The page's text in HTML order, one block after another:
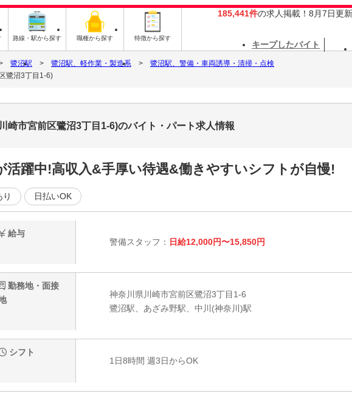
路線・駅から探す 職種から探す 特徴から探す
185,441件の求人掲載！8月7日更新
キープしたバイト
鷺沼駅 鷺沼駅、軽作業・製造系
鷺沼駅、警備・車両誘導・清掃・点検
鷺沼3丁目1-6)
崎市宮前区鷺沼3丁目1-6)のバイト・パート求人情報
躍中!高収入&手厚い待遇&働きやすいシフトが自慢!
り 日払いOK
給与
警備スタッフ： 日給12,000円〜15,850円
勤務地・面接
神奈川県川崎市宮前区鷺沼3丁目1-6
鷺沼駅、あざみ野駅、中川(神奈川)駅
シフト
1日8時間 週3日からOK